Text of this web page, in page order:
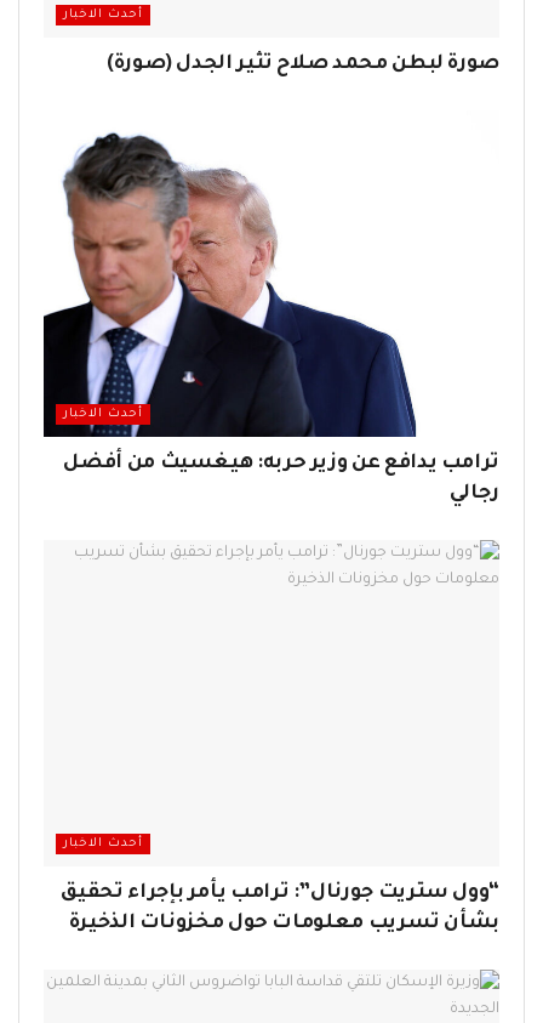
أحدث الاخبار
صورة لبطن محمد صلاح تثير الجدل (صورة)
أحدث الاخبار
ترامب يدافع عن وزير حربه: هيغسيث من أفضل
رجالي
أحدث الاخبار
“وول ستريت جورنال”: ترامب يأمر بإجراء تحقيق
بشأن تسريب معلومات حول مخزونات الذخيرة